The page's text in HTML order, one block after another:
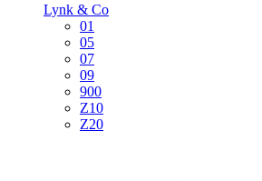
Lynk & Co
01
05
07
09
900
Z10
Z20